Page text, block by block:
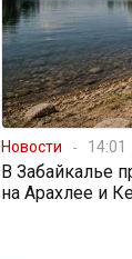
Новости 14:01
В Забайкалье
на Арахлее и